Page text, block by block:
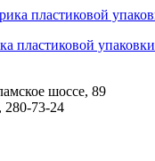
пластиковой упаковки
шоссе, 89
280-73-24